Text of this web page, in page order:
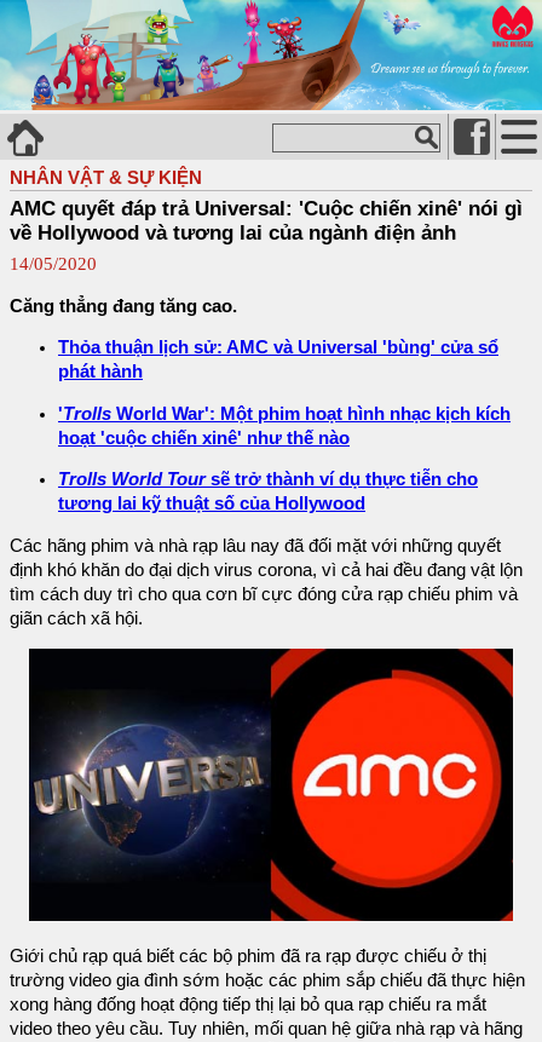
NHÂN VẬT & SỰ KIỆN
AMC quyết đáp trả Universal: 'Cuộc chiến xinê' nói gì
về Hollywood và tương lai của ngành điện ảnh
14/05/2020
Căng thẳng đang tăng cao.
Thỏa thuận lịch sử: AMC và Universal 'bùng' cửa sổ
phát hành
'Trolls World War': Một phim hoạt hình nhạc kịch kích
hoạt 'cuộc chiến xinê' như thế nào
Trolls World Toursẽ trở thành ví dụ thực tiễn cho
tương lai kỹ thuật số của Hollywood
Các hãng phim và nhà rạp lâu nay đã đối mặt với những quyết
định khó khăn do đại dịch virus corona, vì cả hai đều đang vật lộn
tìm cách duy trì cho qua cơn bĩ cực đóng cửa rạp chiếu phim và
giãn cách xã hội.
Giới chủ rạp quá biết các bộ phim đã ra rạp được chiếu ở thị
trường video gia đình sớm hoặc các phim sắp chiếu đã thực hiện
xong hàng đống hoạt động tiếp thị lại bỏ qua rạp chiếu ra mắt
video theo yêu cầu. Tuy nhiên, mối quan hệ giữa nhà rạp và hãng